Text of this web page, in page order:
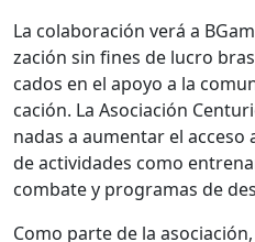
La colab­o­ración verá a
zación sin fines de lucro
ca­dos en el apoyo a la
cación. La Aso­ciación
nadas a aumen­tar el
de activi­dades como
com­bate y pro­gra­mas de
Como parte de la